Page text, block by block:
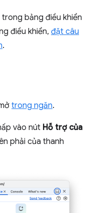
bảng điều khiển
điều khiển, đặt câu
.
trong ngăn.
vào nút Hỗ trợ của
phải của thanh